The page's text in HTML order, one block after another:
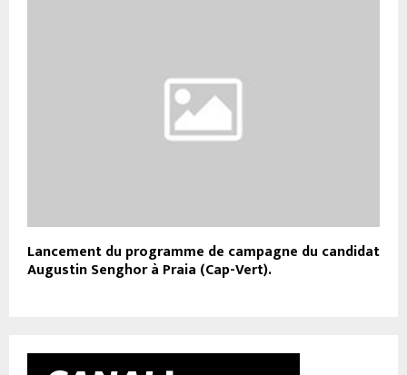
Lancement du programme de campagne du candidat
Augustin Senghor à Praia (Cap-Vert).